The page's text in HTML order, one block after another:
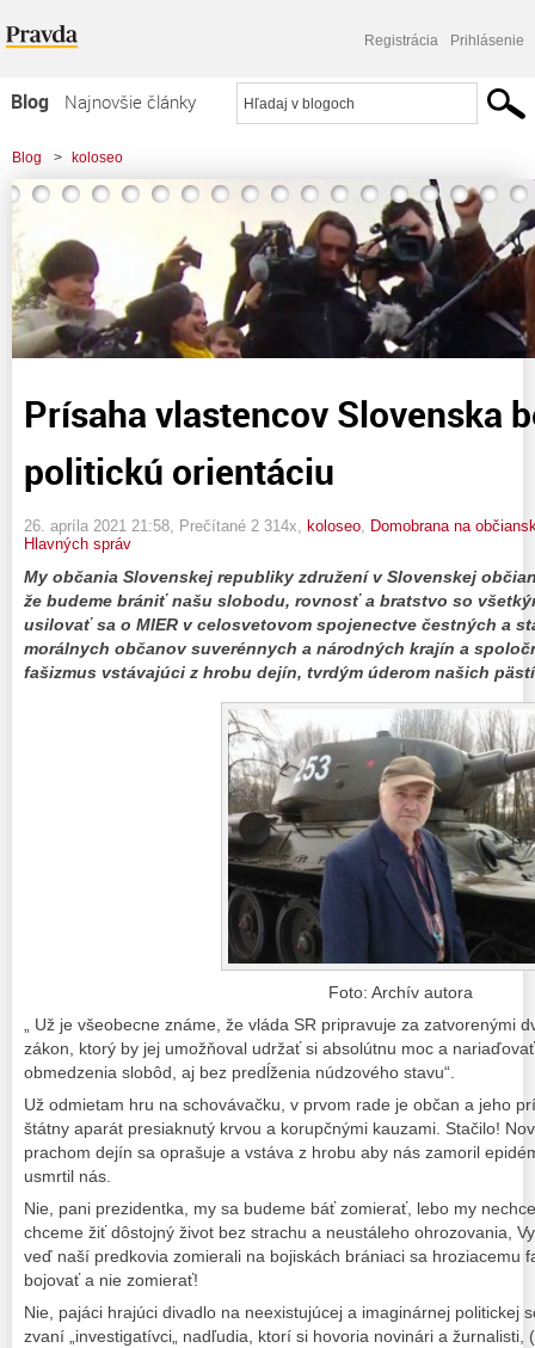
Registrácia Prihlásenie
Blog
Najnovšie články
Najčítanejšie články
Najkomentovanejšie články
Zoznam blogov
Komerčné blogy
Blog > koloseo
> Prísaha vlastencov Slovenska bez ohľadu na politickú orientáciu
Prísaha vlastencov Slovenska
politickú orientáciu
26. apríla 2021 21:58 , Prečítané 2 314x, koloseo Domobrana na
Hlavných správ
My občania Slovenskej republiky združení v Slovenskej
že budeme brániť našu slobodu, rovnosť a bratstvo so
usilovať sa o MIER v celosvetovom spojenectve čestných a
morálnych občanov suverénnych a národných krajín a
fašizmus vstávajúci z hrobu dejín, tvrdým úderom našich
Foto: Archív autora
„ Už je všeobecne známe, že vláda SR pripravuje za zatvorenými
zákon, ktorý by jej umožňoval udržať si absolútnu moc a
obmedzenia slobôd, aj bez predĺženia núdzového stavu“.
Už odmietam hru na schovávačku, v prvom rade je občan a jeho
štátny aparát presiaknutý krvou a korupčnými kauzami. Stačilo!
prachom dejín sa oprašuje a vstáva z hrobu aby nás zamoril
usmrtil nás.
Nie, pani prezidentka, my sa budeme báť zomierať, lebo my
chceme žiť dôstojný život bez strachu a neustáleho ohrozovania,
veď naší predkovia zomierali na bojiskách brániaci sa hroziacemu
bojovať a nie zomierať!
Nie, pajáci hrajúci divadlo na neexistujúcej a imaginárnej politickej
zvaní „investigatívci„ nadľudia, ktorí si hovoria novinári a žurnalisti,